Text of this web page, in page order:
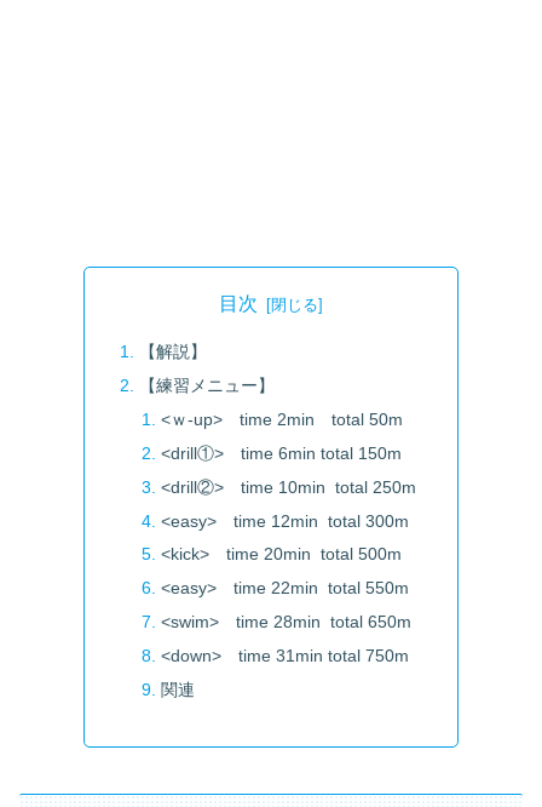
目次
【解説】
【練習メニュー】
<ｗ-up> time 2min total 50m
<drill①> time 6min total 150m
<drill②> time 10min total 250m
<easy> time 12min total 300m
<kick> time 20min total 500m
<easy> time 22min total 550m
<swim> time 28min total 650m
<down> time 31min total 750m
関連